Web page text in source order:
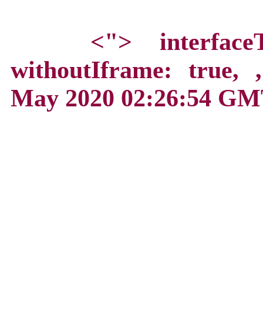
<">
withoutIframe: true,
May 2020 02:26:54